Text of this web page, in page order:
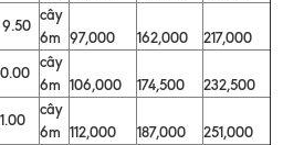
cây
6m 97,000 162,000
217,000
cây
6m 106,000 174,500
232,500
cây
6m 112,000 187,000
251,000